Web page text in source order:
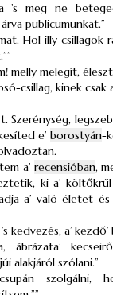
’s meg ne
publicumunkat.”
Hol illy csillagok
melly melegít,
csillag, kinek csak
Szerénység,
e’ borostyán-
a’ recensióban,
ki a’
a’ való életet
kedvezés, a’
ábrázata’
alakjáról szólani.”
szolgálni,